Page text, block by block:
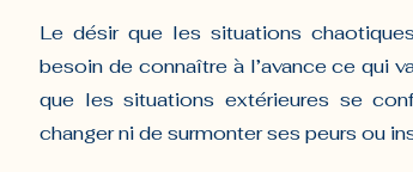
Le désir que les situations
besoin de connaître à l’avance ce qui
que les situations extérieures se
changer ni de surmonter ses peurs ou